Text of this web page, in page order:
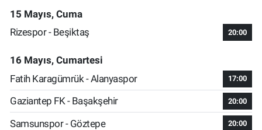
15 Mayıs, Cuma
Rizespor - Beşiktaş
20:00
16 Mayıs, Cumartesi
Fatih Karagümrük - Alanyaspor
17:00
Gaziantep FK - Başakşehir 20:00
Samsunspor - Göztepe 20:00